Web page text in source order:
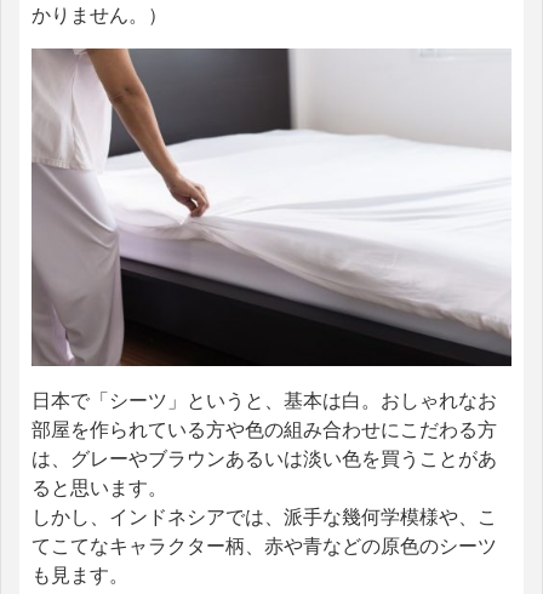
かりません。）
日本で「シーツ」というと、基本は白。おしゃれなお
部屋を作られている方や色の組み合わせにこだわる方
は、グレーやブラウンあるいは淡い色を買うことがあ
ると思います。
しかし、インドネシアでは、派手な幾何学模様や、こ
てこてなキャラクター柄、赤や青などの原色のシーツ
も見ます。